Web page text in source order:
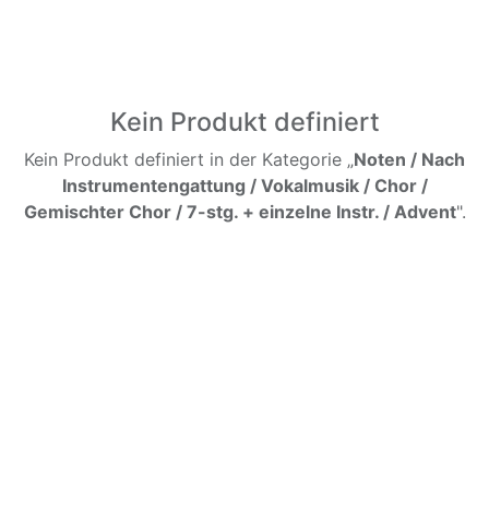
Kein Produkt definiert
Kein Produkt definiert in der Kategorie „Noten / Nach
Instrumentengattung / Vokalmusik / Chor /
Gemischter Chor / 7-stg. + einzelne Instr. / Advent".